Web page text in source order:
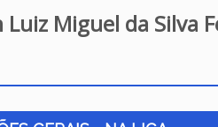
Luiz Miguel da Silva